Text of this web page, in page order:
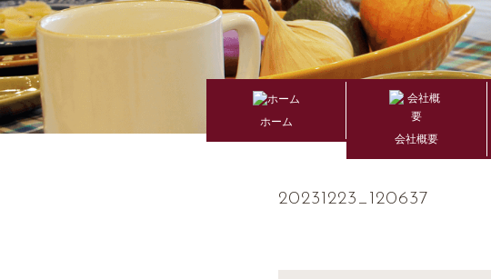
ホーム
会社概要
20231223_120637